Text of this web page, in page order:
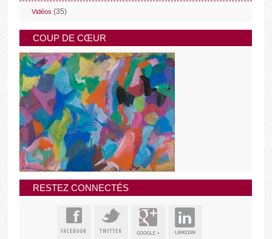
Vidéos (35)
COUP DE CŒUR
RESTEZ CONNECTÉS